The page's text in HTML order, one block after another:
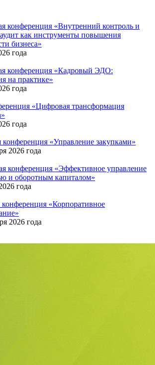
конференция «Внутренний контроль и
как инструменты повышения
бизнеса»
года
конференция «Кадровый ЭДО:
на практике»
года
«Цифровая трансформация
года
конференция «Управление закупками»
2026 года
конференция «Эффективное управление
и оборотным капиталом»
года
конференция «Корпоративное
2026 года